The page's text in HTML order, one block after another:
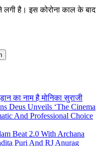
लगी है। इस कोरोना काल के बाद
का नाम है मोनिका सुराजी
Deus Unveils ‘The Cinema
And Professional Choice
Beat 2.0 With Archana
Puri And RJ Anurag